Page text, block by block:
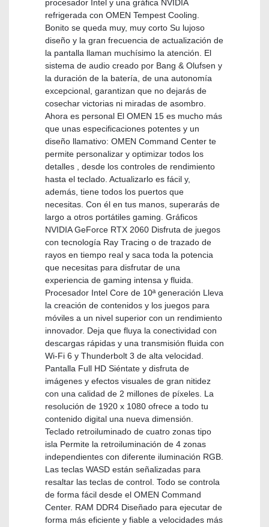
procesador Intel y una gráfica NVIDIA
refrigerada con OMEN Tempest Cooling.
Bonito se queda muy, muy corto Su lujoso
diseño y la gran frecuencia de actualización de
la pantalla llaman muchísimo la atención. El
sistema de audio creado por Bang & Olufsen y
la duración de la batería, de una autonomía
excepcional, garantizan que no dejarás de
cosechar victorias ni miradas de asombro.
Ahora es personal El OMEN 15 es mucho más
que unas especificaciones potentes y un
diseño llamativo: OMEN Command Center te
permite personalizar y optimizar todos los
detalles , desde los controles de rendimiento
hasta el teclado. Actualizarlo es fácil y,
además, tiene todos los puertos que
necesitas. Con él en tus manos, superarás de
largo a otros portátiles gaming. Gráficos
NVIDIA GeForce RTX 2060 Disfruta de juegos
con tecnología Ray Tracing o de trazado de
rayos en tiempo real y saca toda la potencia
que necesitas para disfrutar de una
experiencia de gaming intensa y fluida.
Procesador Intel Core de 10ª generación Lleva
la creación de contenidos y los juegos para
móviles a un nivel superior con un rendimiento
innovador. Deja que fluya la conectividad con
descargas rápidas y una transmisión fluida con
Wi-Fi 6 y Thunderbolt 3 de alta velocidad.
Pantalla Full HD Siéntate y disfruta de
imágenes y efectos visuales de gran nitidez
con una calidad de 2 millones de píxeles. La
resolución de 1920 x 1080 ofrece a todo tu
contenido digital una nueva dimensión.
Teclado retroiluminado de cuatro zonas tipo
isla Permite la retroiluminación de 4 zonas
independientes con diferente iluminación RGB.
Las teclas WASD están señalizadas para
resaltar las teclas de control. Todo se controla
de forma fácil desde el OMEN Command
Center. RAM DDR4 Diseñado para ejecutar de
forma más eficiente y fiable a velocidades más